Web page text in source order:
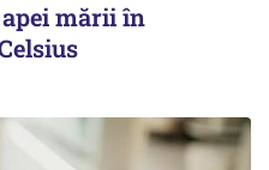
mării în